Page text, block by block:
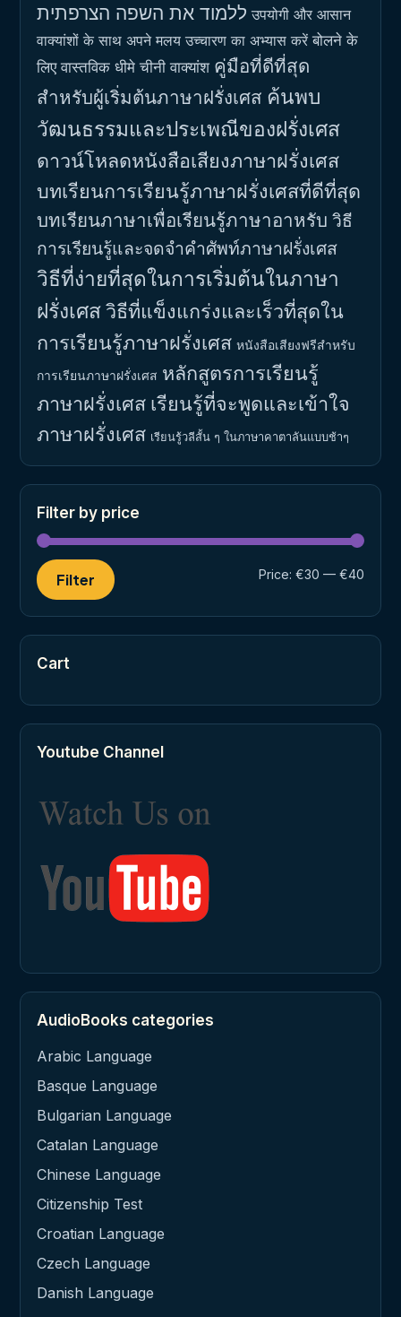
ללמוד את השפה הצרפתית उपयोगी और आसान
वाक्यांशों के साथ अपने मलय उच्चारण का अभ्यास करें बोलने के
लिए वास्तविक धीमे चीनी वाक्यांश คู่มือที่ดีที่สุด
สำหรับผู้เริ่มต้นภาษาฝรั่งเศส ค้นพบ
วัฒนธรรมและประเพณีของฝรั่งเศส
ดาวน์โหลดหนังสือเสียงภาษาฝรั่งเศส
บทเรียนการเรียนรู้ภาษาฝรั่งเศสที่ดีที่สุด
บทเรียนภาษาเพื่อเรียนรู้ภาษาอาหรับ วิธี
การเรียนรู้และจดจำคำศัพท์ภาษาฝรั่งเศส
วิธีที่ง่ายที่สุดในการเริ่มต้นในภาษา
ฝรั่งเศสวิธีที่แข็งแกร่งและเร็วที่สุดใน
การเรียนรู้ภาษาฝรั่งเศส หนังสือเสียงฟรีสำหรับ
การเรียนภาษาฝรั่งเศส หลักสูตรการเรียนรู้
ภาษาฝรั่งเศส เรียนรู้ที่จะพูดและเข้าใจ
ภาษาฝรั่งเศส เรียนรู้วลีสั้น ๆ ในภาษาคาตาลันแบบช้าๆ
Filter by price
Filter Price: €30 — €40
Cart
Youtube Channel
AudioBooks categories
Arabic Language
Basque Language
Bulgarian Language
Catalan Language
Chinese Language
Citizenship Test
Croatian Language
Czech Language
Danish Language